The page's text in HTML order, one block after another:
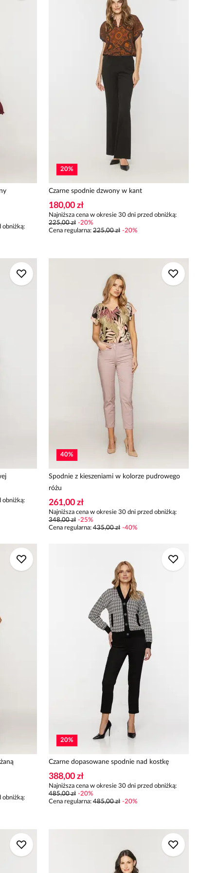
obniżką:
20%
Czarne spodnie dzwony w kant
180,00 zł
Najniższa cena w okresie 30 dni przed obniżką:
225,00 zł -20%
Cena regularna: 225,00 zł -20%
obniżką:
40%
Spodnie z kieszeniami w kolorze pudrowego
różu
261,00 zł
Najniższa cena w okresie 30 dni przed obniżką:
348,00 zł -25%
Cena regularna: 435,00 zł -40%
obniżką:
20%
Czarne dopasowane spodnie nad kostkę
388,00 zł
Najniższa cena w okresie 30 dni przed obniżką:
485,00 zł -20%
Cena regularna: 485,00 zł -20%